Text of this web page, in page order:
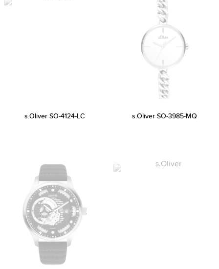
s.Oliver SO-4124-LC s.Oliver SO-3985-MQ